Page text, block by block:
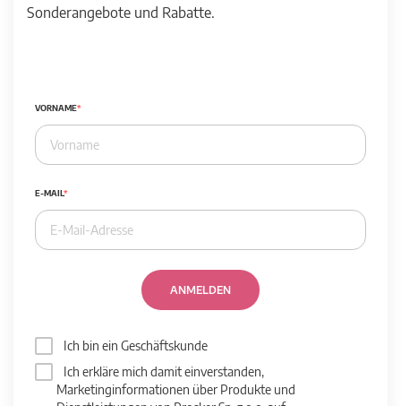
Sonderangebote und Rabatte.
VORNAME
E-MAIL
ANMELDEN
Ich bin ein Geschäftskunde
Ich erkläre mich damit einverstanden,
Marketinginformationen über Produkte und